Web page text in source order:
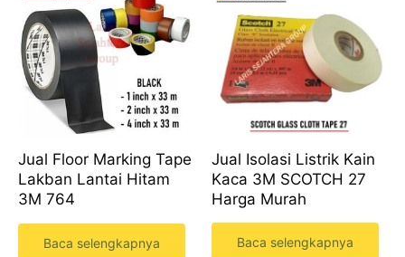
Jual Floor Marking Tape
Lakban Lantai Hitam
3M 764
Baca selengkapnya
Jual Isolasi Listrik Kain
Kaca 3M SCOTCH 27
Harga Murah
Baca selengkapnya